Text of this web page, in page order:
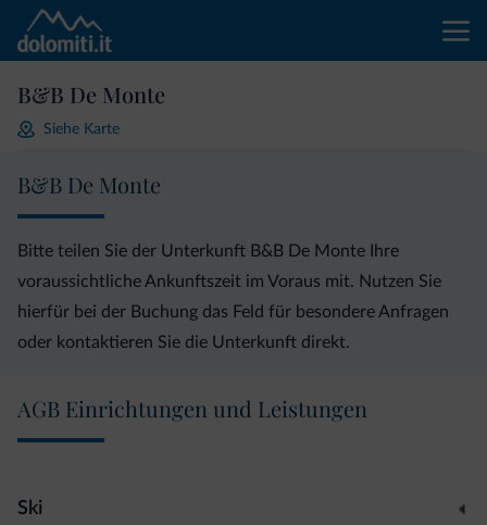
B&B De Monte
Siehe Karte
B&B De Monte
Bitte teilen Sie der Unterkunft B&B De Monte Ihre
voraussichtliche Ankunftszeit im Voraus mit. Nutzen Sie
hierfür bei der Buchung das Feld für besondere Anfragen
oder kontaktieren Sie die Unterkunft direkt.
AGB Einrichtungen und Leistungen
Ski